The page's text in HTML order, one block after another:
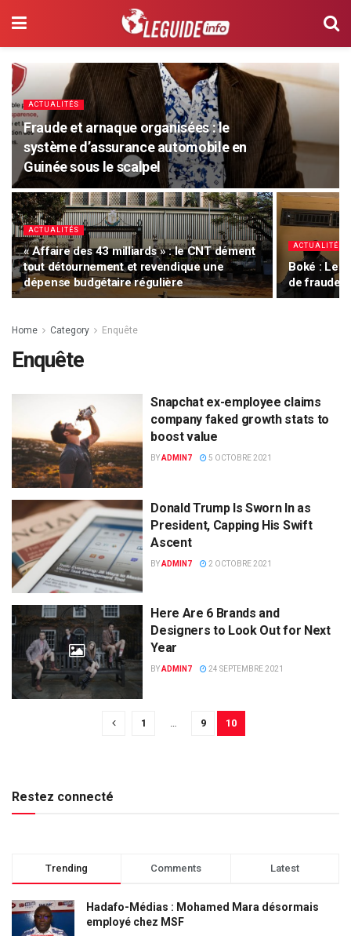
ACTUALITÉS
Fraude et arnaque organisées : le
système d’assurance automobile en
Guinée sous le scalpel
ACTUALITÉS
« Affaire des 43 milliards » : le CNT dément
tout détournement et revendique une
dépense budgétaire régulière
ACTUALITÉS
Boké : Le
de fraude
Home Category Enquête
Enquête
Snapchat ex-employee claims
company faked growth stats to
boost value
BYADMIN7 5 OCTOBRE 2021
Donald Trump Is Sworn In as
President, Capping His Swift
Ascent
BYADMIN7 2 OCTOBRE 2021
Here Are 6 Brands and
Designers to Look Out for Next
Year
BYADMIN7 24 SEPTEMBRE 2021
1 9 10
Restez connecté
Trending Comments Latest
Hadafo-Médias : Mohamed Mara désormais
employé chez MSF